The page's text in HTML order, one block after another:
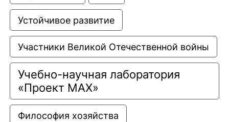
Устойчивое развитие
Участники Великой Отечественной войны
Учебно-научная лаборатория
«Проект МАХ»
Философия хозяйства